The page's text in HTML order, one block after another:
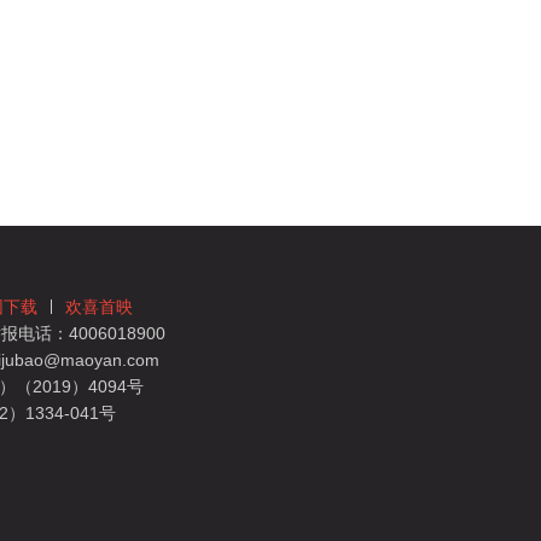
下载
欢喜首映
电话：4006018900
（2019）4094号
）1334-041号